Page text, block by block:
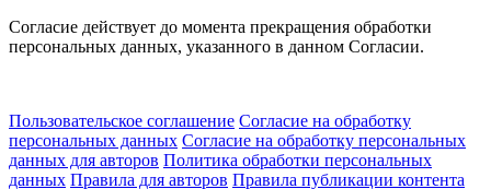
Согласие действует до момента прекращения обработки
персональных данных, указанного в данном Согласии.
Пользовательское соглашение Согласие на обработку
персональных данных Согласие на обработку персональных
данных для авторов Политика обработки персональных
данных Правила для авторов Правила публикации контента